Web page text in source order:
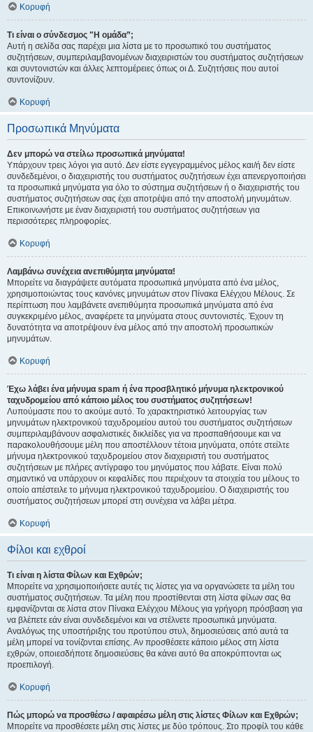
Κορυφή
Τι είναι ο σύνδεσμος "Η ομάδα”;
Αυτή η σελίδα σας παρέχει μια λίστα με το προσωπικό του συστήματος
συζητήσεων, συμπεριλαμβανομένων διαχειριστών του συστήματος συζητήσεων
και συντονιστών και άλλες λεπτομέρειες όπως οι Δ. Συζητήσεις που αυτοί
συντονίζουν.
Κορυφή
Προσωπικά Μηνύματα
Δεν μπορώ να στείλω προσωπικά μηνύματα!
Υπάρχουν τρεις λόγοι για αυτό. Δεν είστε εγγεγραμμένος μέλος και/ή δεν είστε
συνδεδεμένοι, ο διαχειριστής του συστήματος συζητήσεων έχει απενεργοποιήσει
τα προσωπικά μηνύματα για όλο το σύστημα συζητήσεων ή ο διαχειριστής του
συστήματος συζητήσεων σας έχει αποτρέψει από την αποστολή μηνυμάτων.
Επικοινωνήστε με έναν διαχειριστή του συστήματος συζητήσεων για
περισσότερες πληροφορίες.
Κορυφή
Λαμβάνω συνέχεια ανεπιθύμητα μηνύματα!
Μπορείτε να διαγράψετε αυτόματα προσωπικά μηνύματα από ένα μέλος,
χρησιμοποιώντας τους κανόνες μηνυμάτων στον Πίνακα Ελέγχου Μέλους. Σε
περίπτωση που λαμβάνετε ανεπιθύμητα προσωπικά μηνύματα από ένα
συγκεκριμένο μέλος, αναφέρετε τα μηνύματα στους συντονιστές. Έχουν τη
δυνατότητα να αποτρέψουν ένα μέλος από την αποστολή προσωπικών
μηνυμάτων.
Κορυφή
Έχω λάβει ένα μήνυμα spam ή ένα προσβλητικό μήνυμα ηλεκτρονικού
ταχυδρομείου από κάποιο μέλος του συστήματος συζητήσεων!
Λυπούμαστε που το ακούμε αυτό. Το χαρακτηριστικό λειτουργίας των
μηνυμάτων ηλεκτρονικού ταχυδρομείου αυτού του συστήματος συζητήσεων
συμπεριλαμβάνουν ασφαλιστικές δικλείδες για να προσπαθήσουμε και να
παρακολουθήσουμε μέλη που αποστέλλουν τέτοια μηνύματα, οπότε στείλτε
μήνυμα ηλεκτρονικού ταχυδρομείου στον διαχειριστή του συστήματος
συζητήσεων με πλήρες αντίγραφο του μηνύματος που λάβατε. Είναι πολύ
σημαντικό να υπάρχουν οι κεφαλίδες που περιέχουν τα στοιχεία του μέλους το
οποίο απέστειλε το μήνυμα ηλεκτρονικού ταχυδρομείου. Ο διαχειριστής του
συστήματος συζητήσεων μπορεί στη συνέχεια να λάβει μέτρα.
Κορυφή
Φίλοι και εχθροί
Τι είναι η λίστα Φίλων και Εχθρών;
Μπορείτε να χρησιμοποιήσετε αυτές τις λίστες για να οργανώσετε τα μέλη του
συστήματος συζητήσεων. Τα μέλη που προστίθενται στη λίστα φίλων σας θα
εμφανίζονται σε λίστα στον Πίνακα Ελέγχου Μέλους για γρήγορη πρόσβαση για
να βλέπετε εάν είναι συνδεδεμένοι και να στέλνετε προσωπικά μηνύματα.
Αναλόγως της υποστήριξης του προτύπου στυλ, δημοσιεύσεις από αυτά τα
μέλη μπορεί να τονίζονται επίσης. Αν προσθέσετε κάποιο μέλος στη λίστα
εχθρών, οποιεσδήποτε δημοσιεύσεις θα κάνει αυτό θα αποκρύπτονται ως
προεπιλογή.
Κορυφή
Πώς μπορώ να προσθέσω / αφαιρέσω μέλη στις λίστες Φίλων και Εχθρών;
Μπορείτε να προσθέσετε μέλη στις λίστες με δύο τρόπους. Στο προφίλ του κάθε